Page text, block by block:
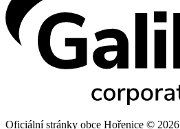
Oficiální stránky obce Hořenice © 2026